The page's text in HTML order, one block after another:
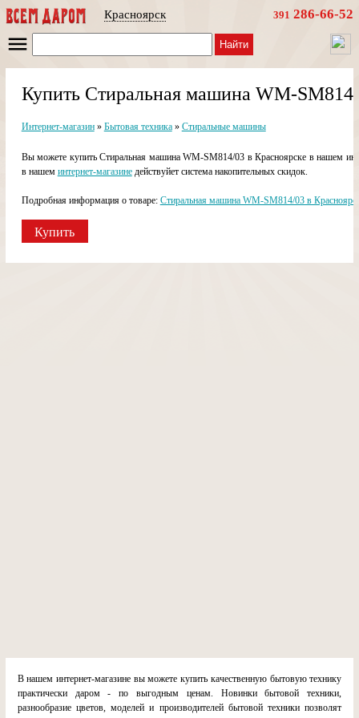
Красноярск 391 286-66-52
Найти
Купить Стиральная машина WM-SМ814/
Интернет-магазин» Бытовая техника» Стиральные машины
Вы можете купить Стиральная машина WM-SМ814/03 в Красноярске в нашем
в нашем интернет-магазинедействуйет система накопительных скидок.
Подробная информация о товаре: Стиральная машина WM-SМ814/03 в
Купить
В нашем интернет-магазине вы можете купить качественную бытовую технику
практически даром - по выгодным ценам. Новинки бытовой техники,
разнообразие цветов, моделей и производителей бытовой техники позволят